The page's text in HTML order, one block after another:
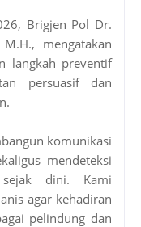
Brigjen Pol Dr.
mengatakan
langkah preventif
persuasif dan
komunikasi
mendeteksi
sejak dini. Kami
agar kehadiran
pelindung dan